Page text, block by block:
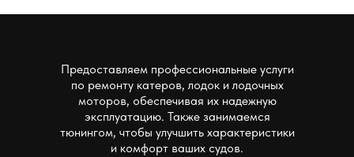
Предоставляем профессиональные услуги
по ремонту катеров, лодок и лодочных
моторов, обеспечивая их надежную
эксплуатацию. Также занимаемся
тюнингом, чтобы улучшить характеристики
и комфорт ваших судов.